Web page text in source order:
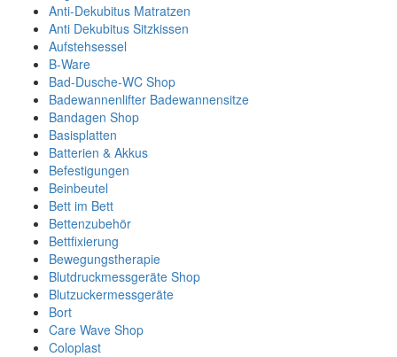
Anti-Dekubitus Matratzen
Anti Dekubitus Sitzkissen
Aufstehsessel
B-Ware
Bad-Dusche-WC Shop
Badewannenlifter Badewannensitze
Bandagen Shop
Basisplatten
Batterien & Akkus
Befestigungen
Beinbeutel
Bett im Bett
Bettenzubehör
Bettfixierung
Bewegungstherapie
Blutdruckmessgeräte Shop
Blutzuckermessgeräte
Bort
Care Wave Shop
Coloplast